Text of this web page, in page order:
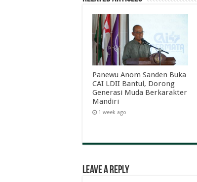
Panewu Anom Sanden Buka
CAI LDII Bantul, Dorong
Generasi Muda Berkarakter
Mandiri
1 week ago
Leave a Reply